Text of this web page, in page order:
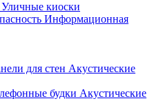
Уличные киоски
Информационная
Акустические
Акустические